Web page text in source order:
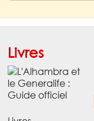
Livres